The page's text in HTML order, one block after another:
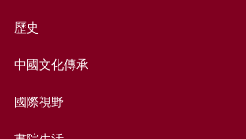
歷史
中國文化傳承
國際視野